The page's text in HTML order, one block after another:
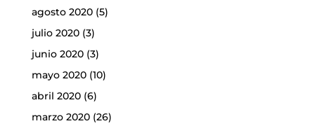
agosto 2020(5)
julio 2020(3)
junio 2020(3)
mayo 2020(10)
abril 2020(6)
marzo 2020(26)